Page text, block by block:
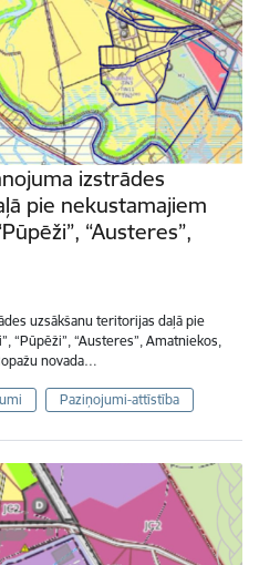
izstrādes
pie nekustamajiem
“Austeres”,
uzsākšanu teritorijas daļā pie
“Pūpēži”, “Austeres”, Amatniekos,
novada…
Paziņojumi-attīstība